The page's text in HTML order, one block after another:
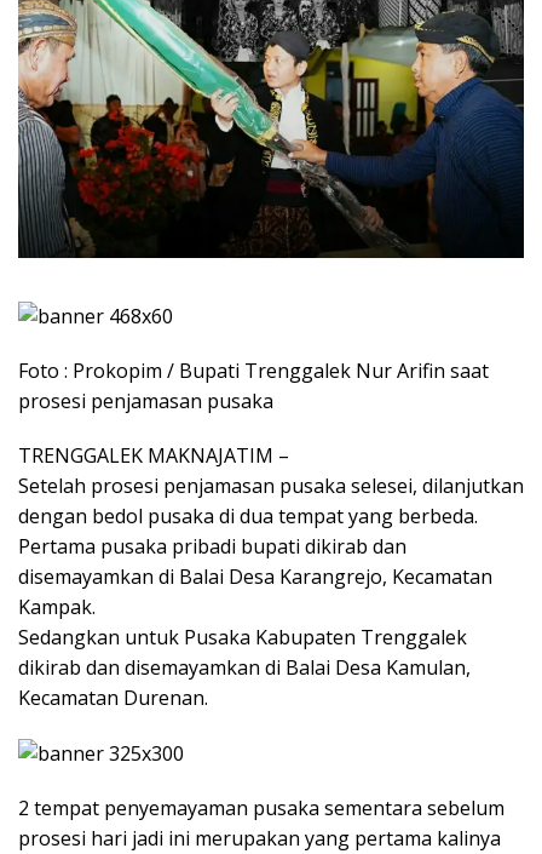
Foto : Prokopim / Bupati Trenggalek Nur Arifin saat
prosesi penjamasan pusaka
TRENGGALEK MAKNAJATIM –
Setelah prosesi penjamasan pusaka selesei, dilanjutkan
dengan bedol pusaka di dua tempat yang berbeda.
Pertama pusaka pribadi bupati dikirab dan
disemayamkan di Balai Desa Karangrejo, Kecamatan
Kampak.
Sedangkan untuk Pusaka Kabupaten Trenggalek
dikirab dan disemayamkan di Balai Desa Kamulan,
Kecamatan Durenan.
2 tempat penyemayaman pusaka sementara sebelum
prosesi hari jadi ini merupakan yang pertama kalinya